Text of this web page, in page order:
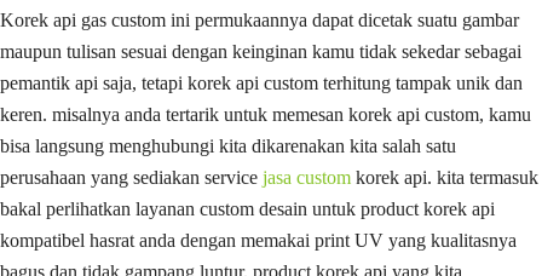
Korek api gas custom ini permukaannya dapat dicetak suatu gambar
maupun tulisan sesuai dengan keinginan kamu tidak sekedar sebagai
pemantik api saja, tetapi korek api custom terhitung tampak unik dan
keren. misalnya anda tertarik untuk memesan korek api custom, kamu
bisa langsung menghubungi kita dikarenakan kita salah satu
perusahaan yang sediakan service jasa custom korek api. kita termasuk
bakal perlihatkan layanan custom desain untuk product korek api
kompatibel hasrat anda dengan memakai print UV yang kualitasnya
bagus dan tidak gampang luntur. product korek api yang kita